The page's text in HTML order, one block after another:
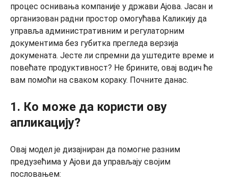
процес оснивања компаније у држави Ајова. Јасан и
организован радни простор омогућава Каликију да
управља административним и регулаторним
документима без губитка прегледа верзија
докумената. Јесте ли спремни да уштедите време и
повећате продуктивност? Не брините, овај водич ће
вам помоћи на сваком кораку. Почните данас.
1. Ко може да користи ову
апликацију?
Овај модел је дизајниран да помогне разним
предузећима у Ајови да управљају својим
пословањем: